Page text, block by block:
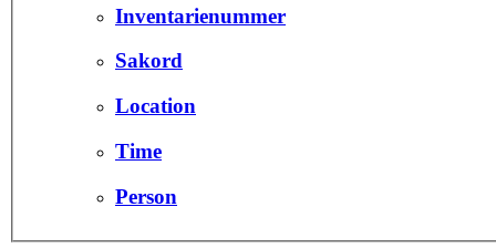
Inventarienummer
Sakord
Location
Time
Person